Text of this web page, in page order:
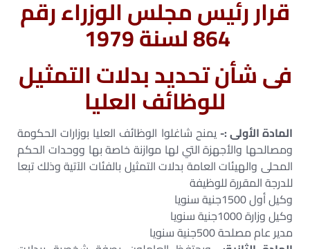
قرار رئيس مجلس الوزراء رقم
864 لسنة 1979
فى شأن تحديد بدلات التمثيل
للوظائف العليا
المادة الأولى :-يمنح شاغلوا الوظائف العليا بوزارات الحكومة
ومصالحها والأجهزة التي لها موازنة خاصة بها ووحدات الحكم
المحلى والهيئات العامة بدلات التمثيل بالفئات الآتية وذلك تبعا
للدرجة المقررة للوظيفة
وكيل أول 1500جنية سنويا
وكيل وزارة 1000جنية سنويا
مدير عام مصلحة 500جنية سنويا